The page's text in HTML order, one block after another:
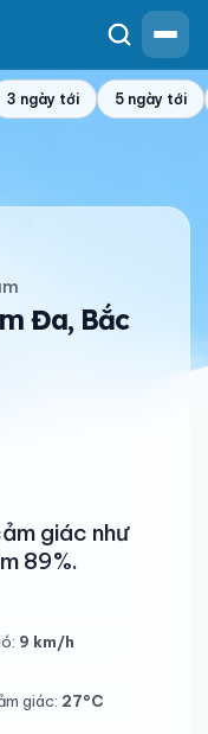
3 ngày tới 5 ngày tới
Đa, Bắc
giác như
89%.
9 km/h
giác: 27°C